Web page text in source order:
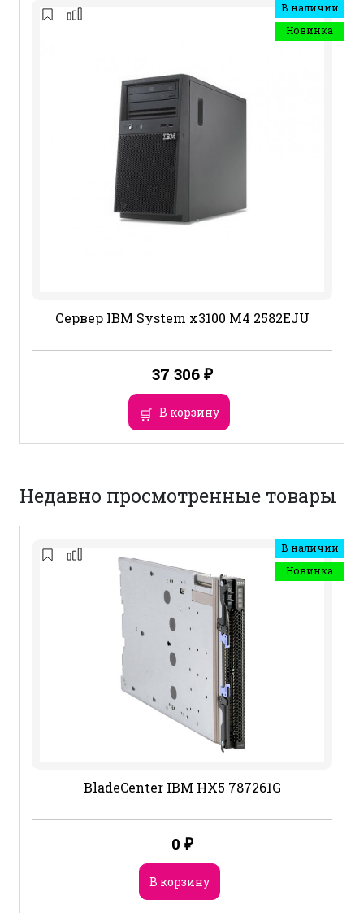
В наличии
Новинка
Сервер IBM System x3100 M4 2582EJU
37 306 ₽
В корзину
Недавно просмотренные товары
В наличии
Новинка
BladeCenter IBM HX5 787261G
0 ₽
В корзину